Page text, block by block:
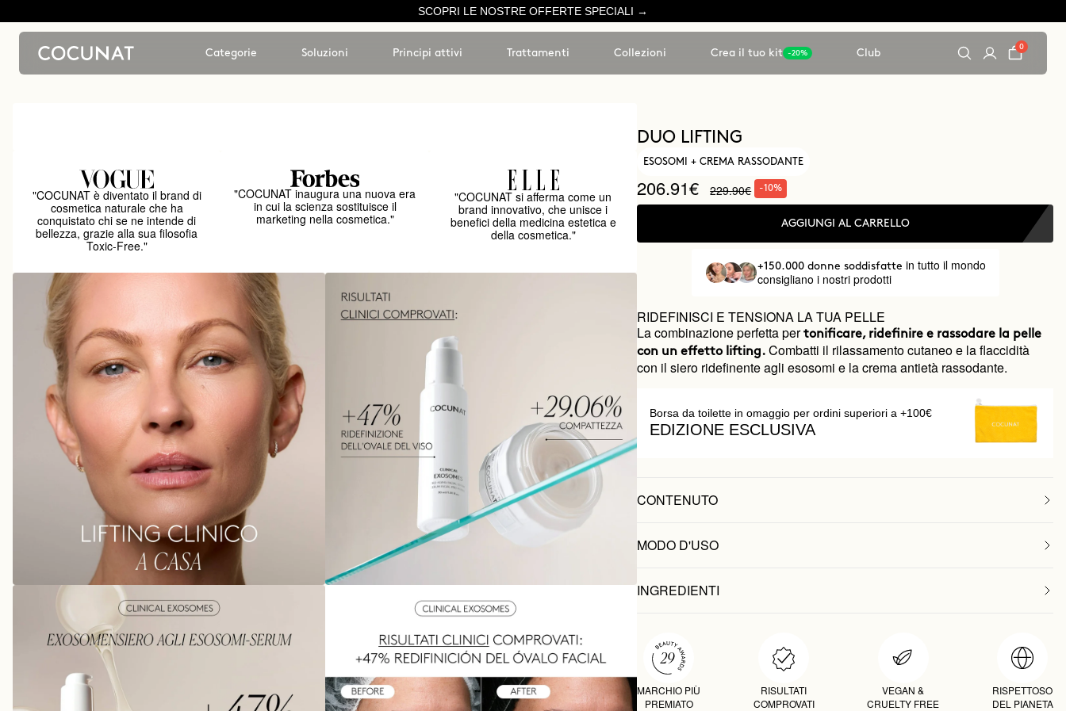
SCOPRI LE NOSTRE OFFERTE SPECIALI →
Categorie Soluzioni Principi attivi Trattamenti Collezioni Crea il tuo kit -20% Club
0
"COCUNAT è diventato il brand di
cosmetica naturale che ha
conquistato chi se ne intende di
bellezza, grazie alla sua filosofia
Toxic-Free."
"COCUNAT inaugura una nuova era
in cui la scienza sostituisce il
marketing nella cosmetica."
"COCUNAT si afferma come un
brand innovativo, che unisce i
benefici della medicina estetica e
della cosmetica."
DUO LIFTING
ESOSOMI + CREMA RASSODANTE
206.91€ 229.90€ -10%
AGGIUNGI AL CARRELLO
+150.000 donne soddisfatte in tutto il mondo
consigliano i nostri prodotti
RIDEFINISCI E TENSIONA LA TUA PELLE
La combinazione perfetta pertonificare, ridefinire e rassodare la pelle
con un effetto lifting. Combatti il rilassamento cutaneo e la flaccidità
con il siero ridefinente agli esosomi e la crema antietà rassodante.
Borsa da toilette in omaggio per ordini superiori a +100€
EDIZIONE ESCLUSIVA
CONTENUTO
MODO D'USO
INGREDIENTI
MARCHIO PIÙ
PREMIATO
RISULTATI
COMPROVATI
VEGAN &
CRUELTY FREE
RISPETTOSO
DEL PIANETA